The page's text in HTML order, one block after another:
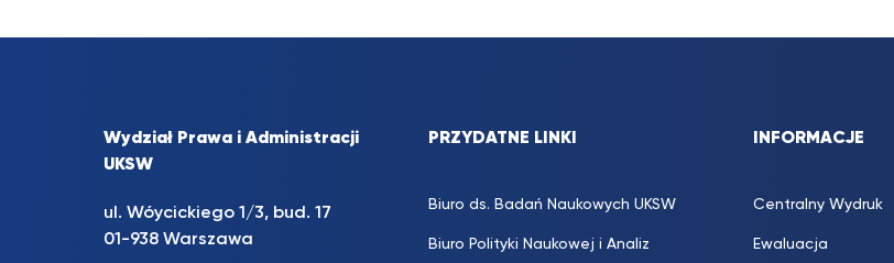
Wydział Prawa i Administracji
UKSW
ul. Wóycickiego 1/3, bud. 17
01-938 Warszawa
PRZYDATNE LINKI
Biuro ds. Badań Naukowych UKSW
Biuro Polityki Naukowej i Analiz
INFORMACJE
Centralny Wydruk
Ewaluacja